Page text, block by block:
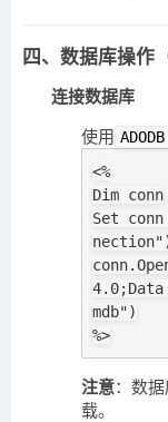
四、数据库操作
连接数据库
使用
<%
Dim conn
Set conn
4.0;Data
mdb")
%>
注意：数据
载。